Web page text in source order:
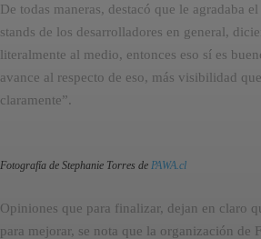
De todas maneras, destacó que le agradaba
stands de los desarrolladores en general,
literalmente al medio, entonces eso sí es
avance al respecto de eso, más visibilidad
claramente”.
Fotografía de Stephanie Torres de PAWA.cl
Opiniones que para finalizar, dejan en claro
para mejorar, se nota que la organización de